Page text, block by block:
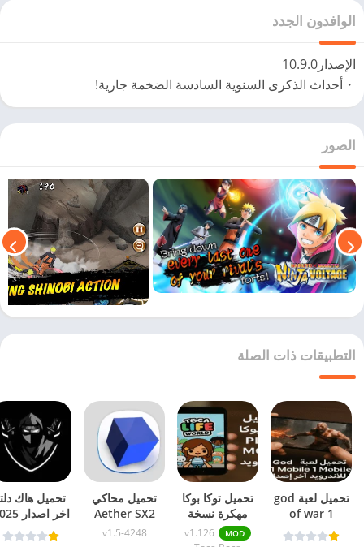
الوافدون الجدد
الإصدار10.9.0
・أحداث الذكرى السنوية السادسة الضخمة جارية!
الصور
التطبيقات ذات الصلة
تحميل لعبة god
of war 1
mobile للاندرويد
تحميل توكا بوكا
مهكرة نسخة
v1.126 للاندرويد MOD
v1.126
تحميل محاكي
Aether SX2
النسخة المعدلة
v1.5-4248
تحميل هاك
اخر
Delta